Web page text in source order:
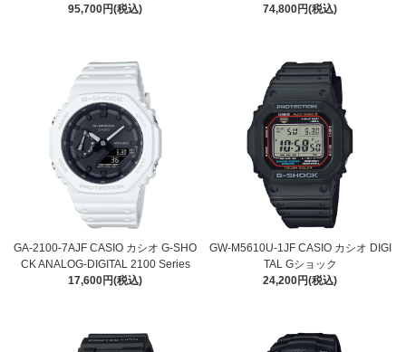
95,700円(税込)
74,800円(税込)
GA-2100-7AJF CASIO カシオ G-SHO
CK ANALOG-DIGITAL 2100 Series
17,600円(税込)
GW-M5610U-1JF CASIO カシオ DIGI
TAL Gショック
24,200円(税込)